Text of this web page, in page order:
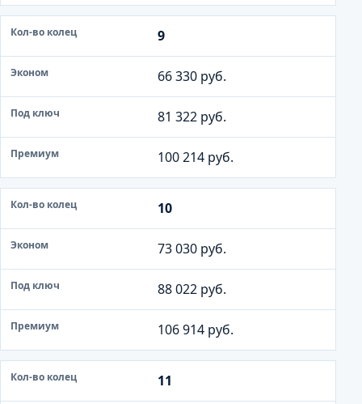
9
66 330 руб.
81 322 руб.
100 214 руб.
10
73 030 руб.
88 022 руб.
106 914 руб.
11